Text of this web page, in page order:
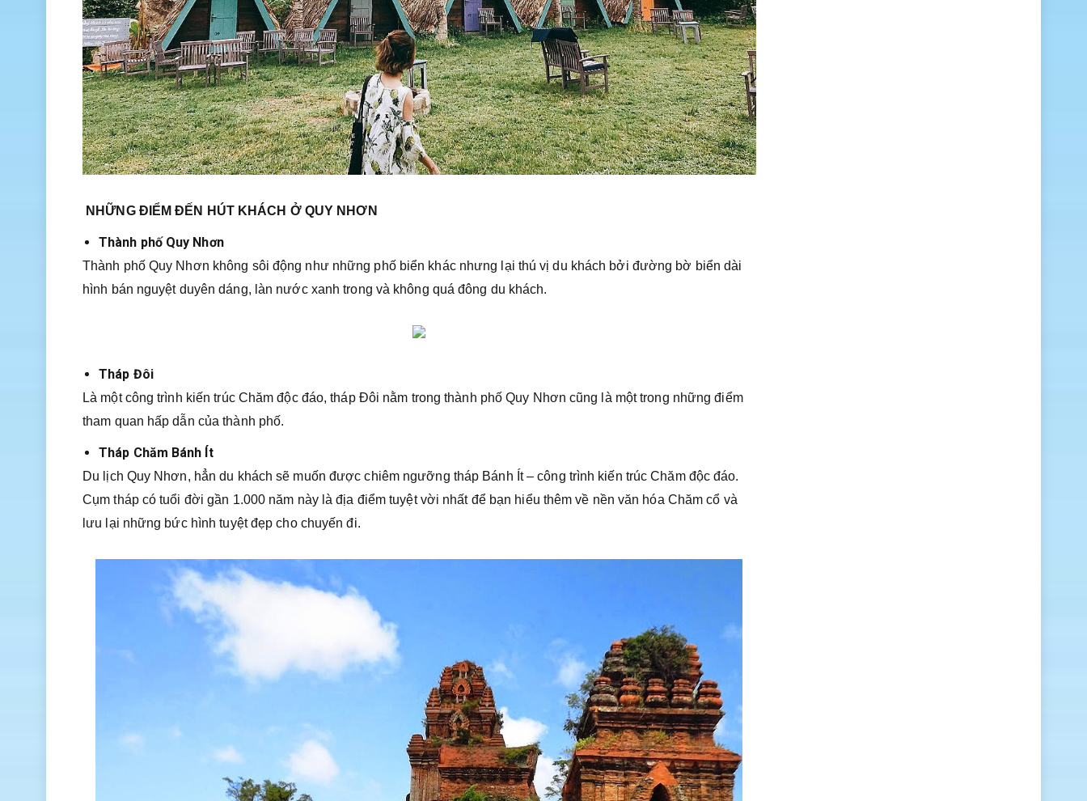
NHỮNG ĐIỂM ĐẾN HÚT KHÁCH Ở QUY NHƠN
Thành phố Quy Nhơn
Thành phố Quy Nhơn không sôi động như những phố biển khác nhưng lại thú vị du khách bởi đường bờ biển dài
hình bán nguyệt duyên dáng, làn nước xanh trong và không quá đông du khách.
Tháp Đôi
Là một công trình kiến trúc Chăm độc đáo, tháp Đôi nằm trong thành phố Quy Nhơn cũng là một trong những điểm
tham quan hấp dẫn của thành phố.
Tháp Chăm Bánh Ít
Du lịch Quy Nhơn, hẳn du khách sẽ muốn được chiêm ngưỡng tháp Bánh Ít – công trình kiến trúc Chăm độc đáo.
Cụm tháp có tuổi đời gần 1.000 năm này là địa điểm tuyệt vời nhất để bạn hiểu thêm về nền văn hóa Chăm cổ và
lưu lại những bức hình tuyệt đẹp cho chuyến đi.